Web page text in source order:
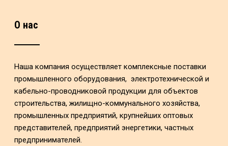
О нас
Наша компания осуществляет комплексные поставки
промышленного оборудования, электротехнической и
кабельно-проводниковой продукции для объектов
строительства, жилищно-коммунального хозяйства,
промышленных предприятий, крупнейших оптовых
представителей, предприятий энергетики, частных
предпринимателей.